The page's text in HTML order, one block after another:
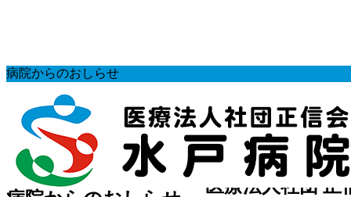
コ
へ
ス
キ
ナ
ョ
ン
に
病院からのおしらせ
HOME
病院からのおしらせ
イベント情報
第15回 健康教室のお知らせ
医療法人社団 正